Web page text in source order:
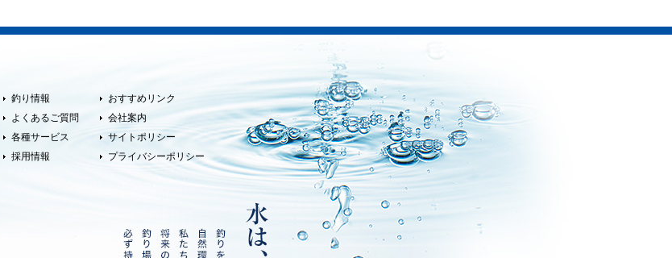
釣り情報
よくあるご質問
各種サービス
採用情報
おすすめリンク
会社案内
サイトポリシー
プライバシーポリシー